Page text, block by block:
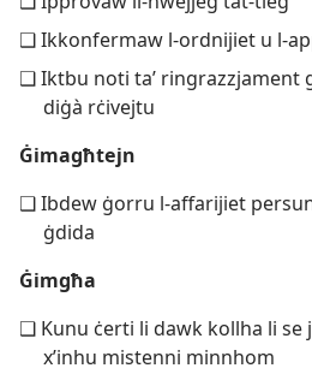
❑ Ikkonfermaw l-​ordnijiet u l-​
❑ Iktbu noti taʼ ringrazzjament
diġà rċivejtu
Ġimagħtejn
❑ Ibdew ġorru l-​affarijiet
ġdida
Ġimgħa
❑ Kunu ċerti li dawk kollha li
x’inhu mistenni minnhom